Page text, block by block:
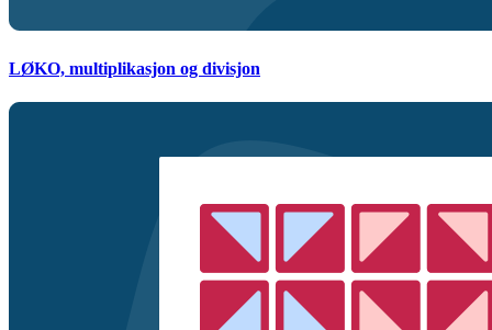
LØKO, multiplikasjon og divisjon